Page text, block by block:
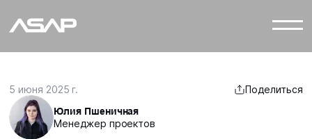
5 июня 2025 г. Поделиться
Юлия Пшеничная
Менеджер проектов